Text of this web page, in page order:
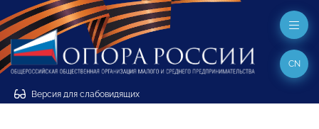
Версия для слабовидящих
CN